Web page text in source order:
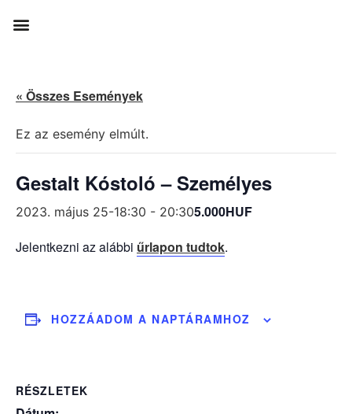
« Összes Események
Ez az esemény elmúlt.
Gestalt Kóstoló – Személyes
2023. május 25-18:30 - 20:305.000HUF
Jelentkezni az alábbi űrlapon tudtok.
HOZZÁADOM A NAPTÁRAMHOZ
RÉSZLETEK